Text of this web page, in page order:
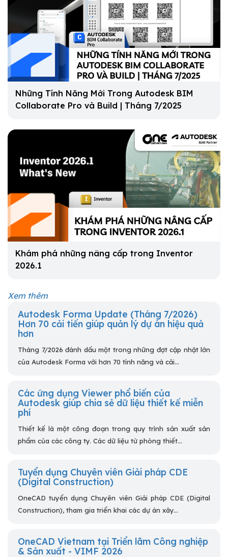
Những Tính Năng Mới Trong Autodesk BIM
Collaborate Pro và Build | Tháng 7/2025
Khám phá những nâng cấp trong Inventor
2026.1
Xem thêm
Autodesk Forma Update (Tháng 7/2026)
Hơn 70 cải tiến giúp quản lý dự án hiệu quả
hơn
Tháng 7/2026 đánh dấu một trong những đợt cập nhật lớn
của Autodesk Forma với hơn 70 tính năng và cải...
Các ứng dụng Viewer phổ biến của
Autodesk giúp chia sẻ dữ liệu thiết kế miễn
phí
Thiết kế là một công đoạn trong quy trình sản xuất sản
phẩm của các công ty. Các dữ liệu từ phòng thiết...
Tuyển dụng Chuyên viên Giải pháp CDE
(Digital Construction)
OneCAD tuyển dụng Chuyên viên Giải pháp CDE (Digital
Construction), tham gia triển khai các dự án xây...
OneCAD Vietnam tại Triển lãm Công nghiệp
& Sản xuất - VIMF 2026